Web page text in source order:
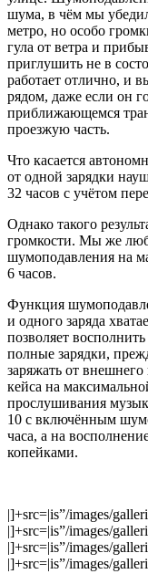
шума, в чём мы
метро, но особо
гула от ветра и
приглушить не в
работает отлично, и
рядом, даже если он
приближающемся
проезжую часть.
Что касается
от одной зарядки
32 часов с учётом
Однако такого
громкости. Мы же
шумоподавления на
6 часов.
Функция
и одного заряда
позволяет
полные зарядки,
заряжать от
кейса на
прослушивания
10 с включённым
часа, а на
копейками.
|]+src=|is”/images/
|]+src=|is”/images/
|]+src=|is”/images/
|]+src=|is”/images/